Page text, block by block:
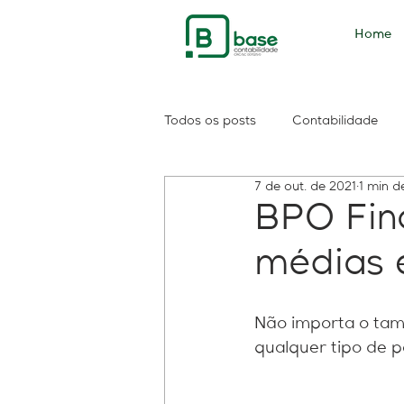
Home
Todos os posts Contabilidade
PASEP consulta
Contribuintes
BPO
médias
7 de out. de 2021 1 min
Não importa o
qualquer tipo de